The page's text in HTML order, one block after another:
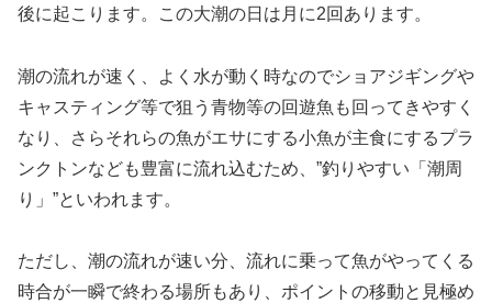
後に起こります。この大潮の日は月に2回あります。
潮の流れが速く、よく水が動く時なのでショアジギングや
キャスティング等で狙う青物等の回遊魚も回ってきやすく
なり、さらそれらの魚がエサにする小魚が主食にするプラ
ンクトンなども豊富に流れ込むため、”釣りやすい「潮周
り」”といわれます。
ただし、潮の流れが速い分、流れに乗って魚がやってくる
時合が一瞬で終わる場所もあり、ポイントの移動と見極め